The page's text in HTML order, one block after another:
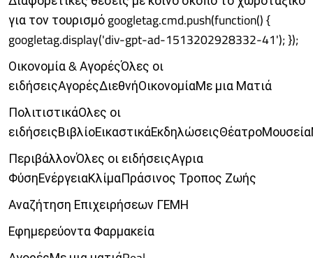
για τον τουρισμό googletag.cmd.push(function() {
googletag.display('div-gpt-ad-1513202928332-41'); });
Οικονομία & ΑγορέςΌλες οι
ειδήσειςΑγορέςΔιεθνήΟικονομίαΜε μια Ματιά
ΠολιτιστικάΟλες οι
ΠεριβάλλονΌλες οι ειδήσειςΑγρια
ΦύσηΕνέργειαΚλίμαΠράσινος Τροπος Ζωής
Αναζήτηση Επιχειρήσεων ΓΕΜΗ
Εφημερεύοντα Φαρμακεία